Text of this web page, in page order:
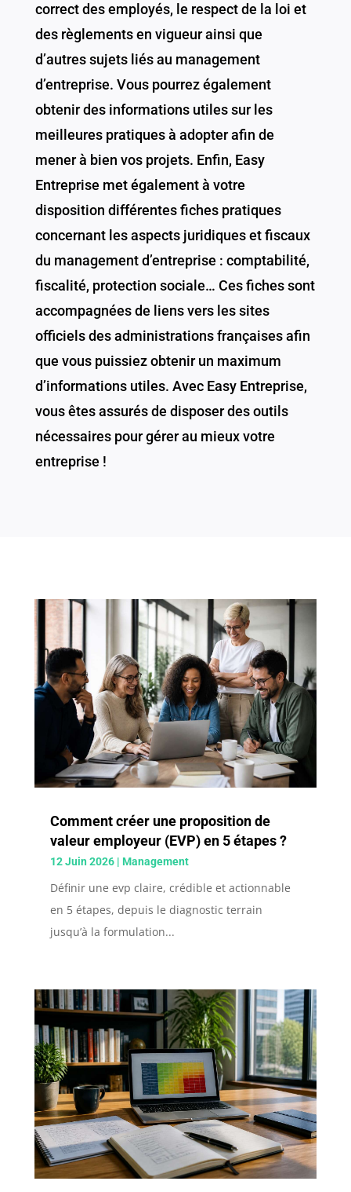
correct des employés, le respect de la loi et
des règlements en vigueur ainsi que
d’autres sujets liés au management
d’entreprise. Vous pourrez également
obtenir des informations utiles sur les
meilleures pratiques à adopter afin de
mener à bien vos projets. Enfin, Easy
Entreprise met également à votre
disposition différentes fiches pratiques
concernant les aspects juridiques et fiscaux
du management d’entreprise : comptabilité,
fiscalité, protection sociale… Ces fiches sont
accompagnées de liens vers les sites
officiels des administrations françaises afin
que vous puissiez obtenir un maximum
d’informations utiles. Avec Easy Entreprise,
vous êtes assurés de disposer des outils
nécessaires pour gérer au mieux votre
entreprise !
Comment créer une proposition de
valeur employeur (EVP) en 5 étapes ?
12 Juin 2026| Management
Définir une evp claire, crédible et actionnable
en 5 étapes, depuis le diagnostic terrain
jusqu’à la formulation...